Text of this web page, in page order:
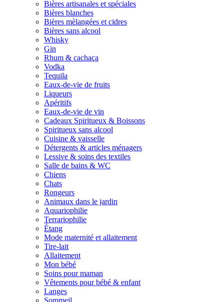
Bières artisanales et spéciales
Bières blanches
Bières mèlangées et cidres
Bières sans alcool
Whisky
Gin
Rhum & cachaça
Vodka
Tequila
Eaux-de-vie de fruits
Liqueurs
Apéritifs
Eaux-de-vie de vin
Cadeaux Spiritueux & Boissons
Spiritueux sans alcool
Cuisine & vaisselle
Détergents & articles ménagers
Lessive & soins des textiles
Salle de bains & WC
Chiens
Chats
Rongeurs
Animaux dans le jardin
Aquariophilie
Terrariophilie
Étang
Mode maternité et allaitement
Tire-lait
Allaitement
Mon bébé
Soins pour maman
Vêtements pour bébé & enfant
Langes
Sommeil